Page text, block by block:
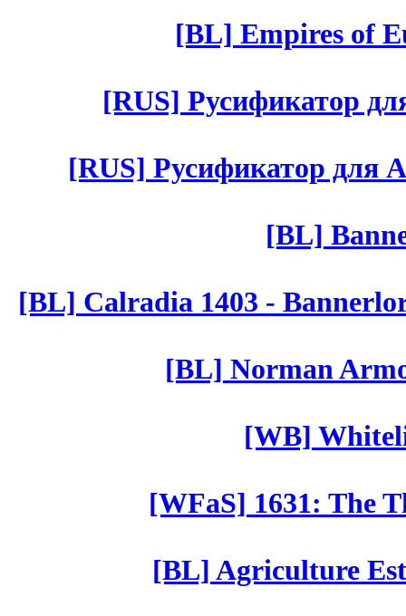
[BL] Empires of
[RUS] Русификатор
[RUS] Русификатор для
[BL]
[BL] Calradia 1403 -
[BL] Norman
[WB]
[WFaS] 1631: The
[BL] Agriculture